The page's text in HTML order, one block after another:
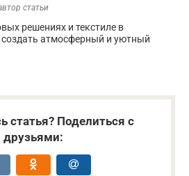
статьи
решениях и текстиле в
атмосферный и уютный
статья? Поделиться с
друзьями: